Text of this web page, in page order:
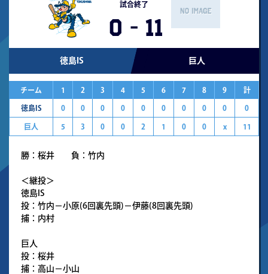
試合終了
0 - 11
徳島IS 巨人
チーム 1 2 3 4 5 6 7 8 9 計
徳島IS 0 0 0 0 0 0 0 0 0 0
巨人 5 3 0 0 2 1 0 0 x 11
勝：桜井 負：竹内
＜継投＞
徳島IS
投：竹内－小原(6回裏先頭)－伊藤(8回裏先頭)
捕：内村
巨人
投：桜井
捕：高山－小山